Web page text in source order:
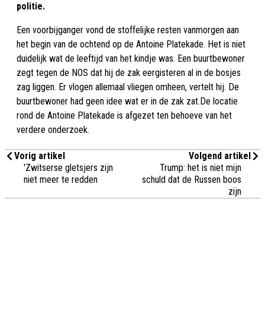
politie.
Een voorbijganger vond de stoffelijke resten vanmorgen aan
het begin van de ochtend op de Antoine Platekade. Het is niet
duidelijk wat de leeftijd van het kindje was. Een buurtbewoner
zegt tegen de NOS dat hij de zak eergisteren al in de bosjes
zag liggen. Er vlogen allemaal vliegen omheen, vertelt hij. De
buurtbewoner had geen idee wat er in de zak zat.De locatie
rond de Antoine Platekade is afgezet ten behoeve van het
verdere onderzoek.
Vorig artikel
'Zwitserse gletsjers zijn
niet meer te redden
Volgend artikel
Trump: het is niet mijn
schuld dat de Russen boos
zijn